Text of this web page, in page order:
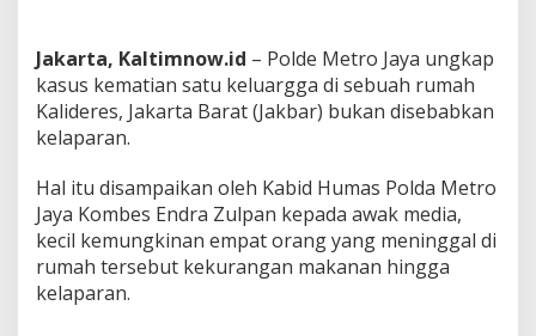
Jakarta, Kaltimnow.id – Polde Metro Jaya ungkap
kasus kematian satu keluargga di sebuah rumah
Kalideres, Jakarta Barat (Jakbar) bukan disebabkan
kelaparan.
Hal itu disampaikan oleh Kabid Humas Polda Metro
Jaya Kombes Endra Zulpan kepada awak media,
kecil kemungkinan empat orang yang meninggal di
rumah tersebut kekurangan makanan hingga
kelaparan.